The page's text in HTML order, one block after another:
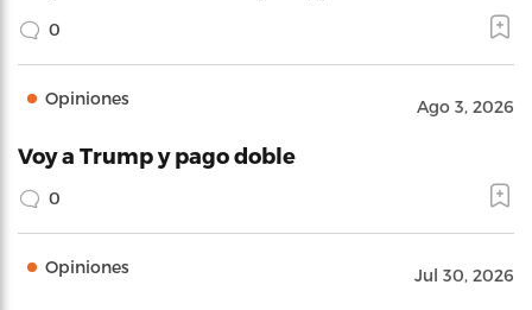
0
Opiniones Ago 3, 2026
Voy a Trump y pago doble
0
Opiniones Jul 30, 2026